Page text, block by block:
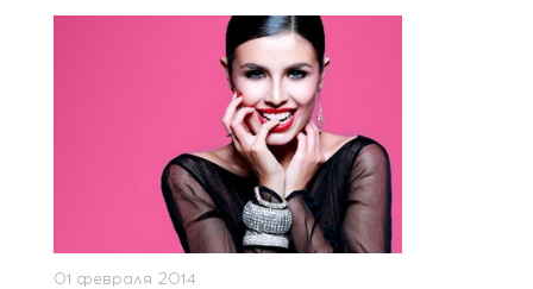
01 февраля 2014